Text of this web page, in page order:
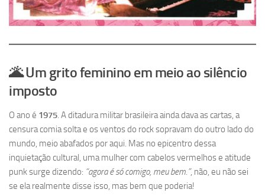
🌋 Um grito feminino em meio ao silêncio
imposto
O ano é 1975. A ditadura militar brasileira ainda dava as cartas, a
censura comia solta e os ventos do rock sopravam do outro lado do
mundo, meio abafados por aqui. Mas no epicentro dessa
inquietação cultural, uma mulher com cabelos vermelhos e atitude
punk surge dizendo: “agora é só comigo, meu bem.”, não, eu não sei
se ela realmente disse isso, mas bem que poderia!